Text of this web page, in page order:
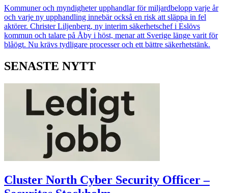
Kommuner och myndigheter upphandlar för miljardbelopp varje år
och varje ny upphandling innebär också en risk att släppa in fel
aktörer. Christer Liljenberg, ny interim säkerhetschef i Eslövs
kommun och talare på Åby i höst, menar att Sverige länge varit för
blåögt. Nu krävs tydligare processer och ett bättre säkerhetstänk.
SENASTE NYTT
Cluster North Cyber Security Officer –